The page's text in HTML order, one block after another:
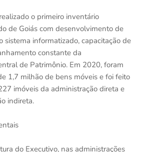
o primeiro inventário
de Goiás com desenvolvimento de
sistema informatizado, capacitação de
constante da
de Patrimônio. Em 2020, foram
1,7 milhão de bens móveis e foi feito
imóveis da administração direta e
indireta.
do Executivo, nas administrações